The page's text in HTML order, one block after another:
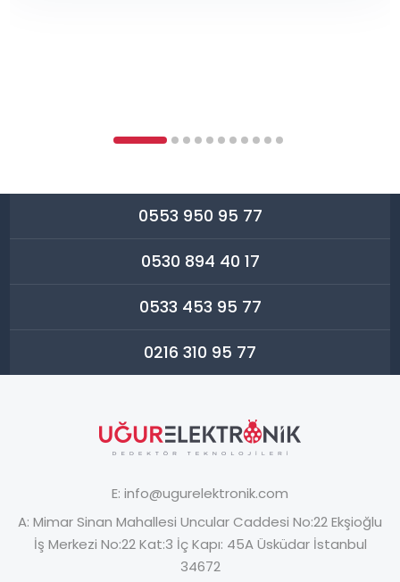
0553 950 95 77
0530 894 40 17
0533 453 95 77
0216 310 95 77
E: info@ugurelektronik.com
A: Mimar Sinan Mahallesi Uncular Caddesi No:22 Ekşioğlu
İş Merkezi No:22 Kat:3 İç Kapı: 45A Üsküdar İstanbul
34672